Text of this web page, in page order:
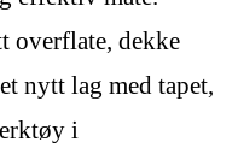
overflate, dekke
nytt lag med tapet,
i